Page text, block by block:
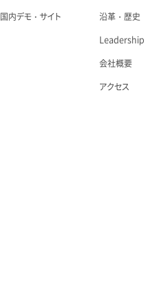
国内デモ・サイト 沿革・歴史
Leadership
会社概要
アクセス